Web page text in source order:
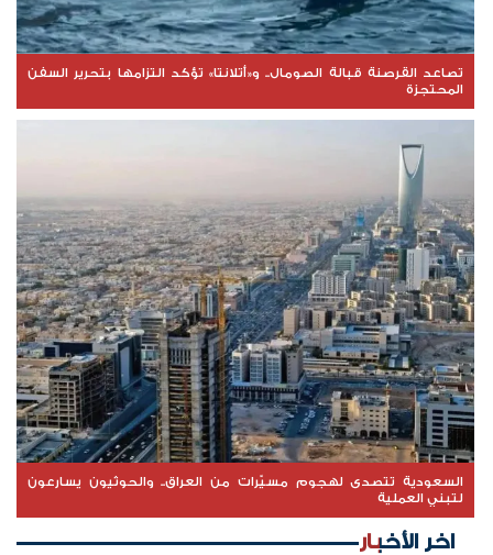
تصاعد القرصنة قبالة الصومال.. و«أتلانتا» تؤكد التزامها بتحرير السفن
المحتجزة
السعودية تتصدى لهجوم مسيّرات من العراق.. والحوثيون يسارعون
لتبني العملية
اخر الأخبار